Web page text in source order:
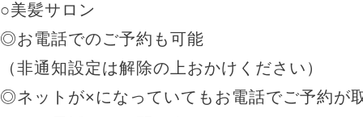
○美髪サロン
◎お電話でのご予約も可能
（非通知設定は解除の上おかけください）
◎ネットが× になっていてもお電話でご予約が